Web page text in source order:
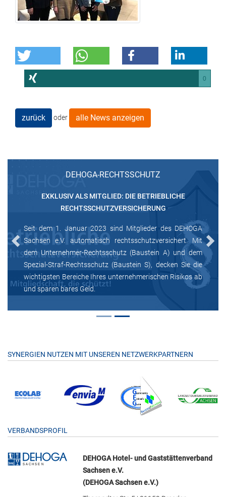
0
zurück oder alle News anzeigen
DEHOGA-RECHTSSCHUTZ
EXKLUSIV ALS MITGLIED: DIE BETRIEBLICHE
RECHTSSCHUTZVERSICHERUNG
Seit dem 1. Januar 2023 sind Mitglieder des DEHOGA
Sachsen e.V. automatisch rechtsschutzversichert. Mit
dem Unternehmer-Rechtsschutz (Baustein A) und dem
Spezial-Straf-Rechtsschutz (Baustein S), decken Sie die
wichtigsten Bereiche Ihres unternehmerischen Risikos ab
und sparen bares Geld.
Previous Next
SYNERGIEN NUTZEN MIT UNSEREN NETZWERKPARTNERN
VERBANDSPROFIL
DEHOGA Hotel- und Gaststättenverband
Sachsen e.V.
(DEHOGA Sachsen e.V.)